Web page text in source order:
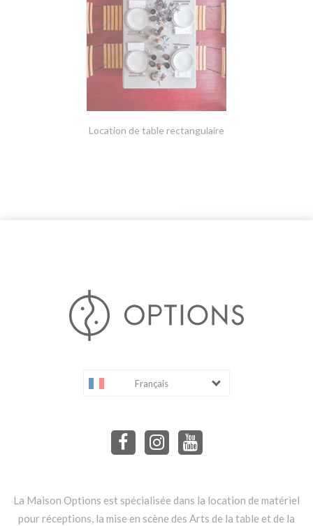
Location de table rectangulaire
Français
La Maison Options est spécialisée dans la location de matériel
pour réceptions, la mise en scène des Arts de la table et de la